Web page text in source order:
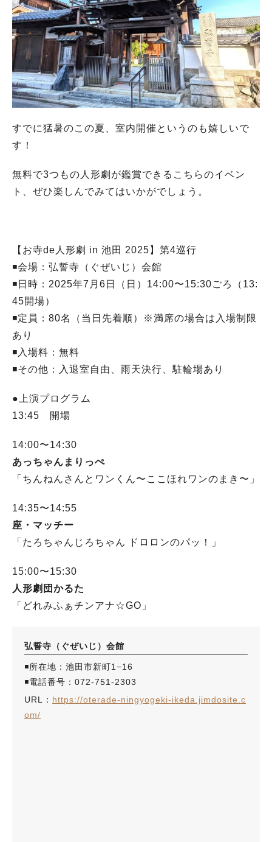
すでに猛暑のこの夏、室内開催というのも嬉しいで
す！
無料で3つもの人形劇が鑑賞できるこちらのイベン
ト、ぜひ楽しんでみてはいかがでしょう。
【お寺de人形劇 in 池田 2025】第4巡行
◾️会場：弘誓寺（ぐぜいじ）会館
◾️日時：2025年7月6日（日）14:00〜15:30ごろ（13:
45開場）
◾️定員：80名（当日先着順）※満席の場合は入場制限
あり
◾️入場料：無料
◾️その他：入退室自由、雨天決行、駐輪場あり
●上演プログラム
13:45 開場
14:00〜14:30
あっちゃんまりっぺ
「ちんねんさんとワンくん〜ここほれワンのまき〜」
14:35〜14:55
座・マッチー
「たろちゃんじろちゃん ドロロンのパッ！」
15:00〜15:30
人形劇団かるた
「どれみふぁチンアナ☆GO」
弘誓寺（ぐぜいじ）会館
◾️所在地：池田市新町1−16
◾️電話番号：072-751-2303
URL： https://oterade-ningyogeki-ikeda.jimdosite.c
om/